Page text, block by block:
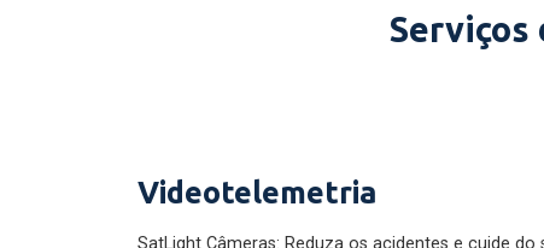
Serviços
Videotelemetria
SatLight Câmeras: Reduza os acidentes e cuide